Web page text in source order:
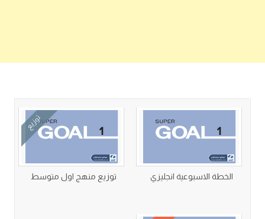
الخطة الاسبوعية انجليزي
توزيع
توزيع منهج اول متوسط